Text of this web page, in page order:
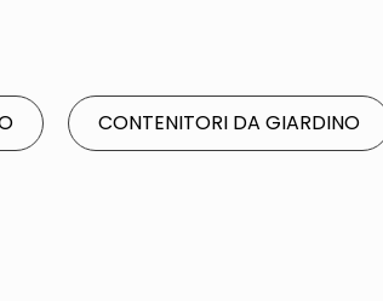
CONTENITORI DA GIARDINO